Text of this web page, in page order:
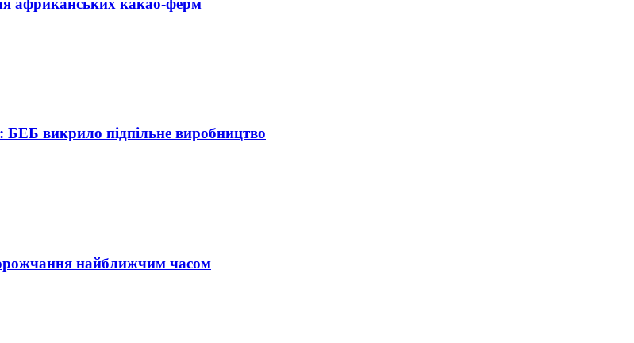
африканських какао-ферм
викрило підпільне виробництво
найближчим часом